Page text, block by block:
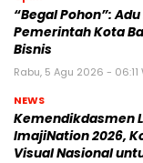
“Begal Pohon”:
Pemerintah Kota
Bisnis
Rabu, 5 Agu 2026 - 06:11
NEWS
Kemendikdasmen
ImajiNation 2026,
Visual Nasional